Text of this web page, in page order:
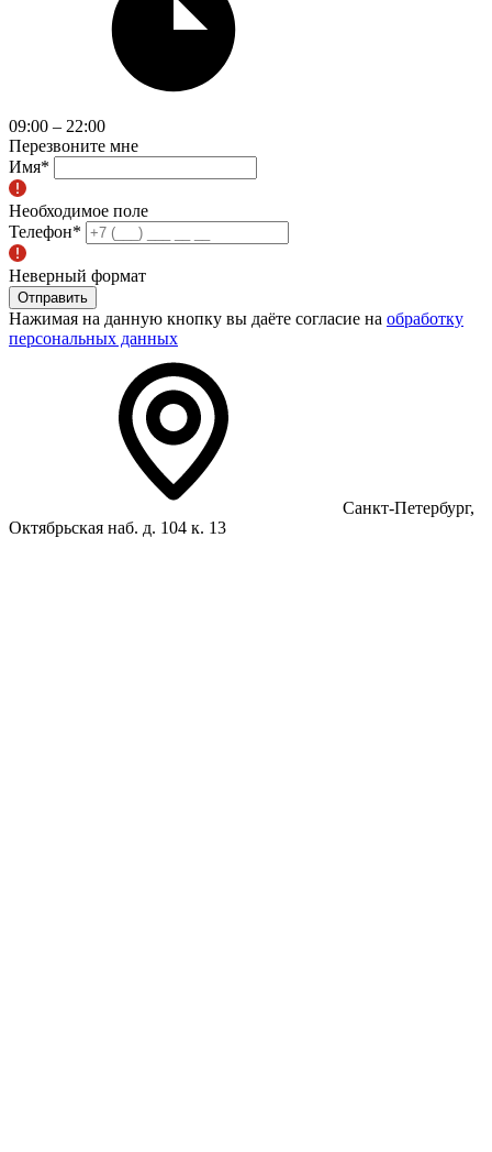
09:00 – 22:00
Перезвоните мне
Имя*
Необходимое поле
Телефон*
Неверный формат
Отправить
Нажимая на данную кнопку вы даёте согласие на обработку
персональных данных
Санкт-Петербург,
Октябрьская наб. д. 104 к. 13